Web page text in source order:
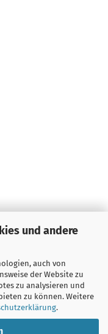
und andere
auch von
der Website zu
zu analysieren und
zu können. Weitere
.